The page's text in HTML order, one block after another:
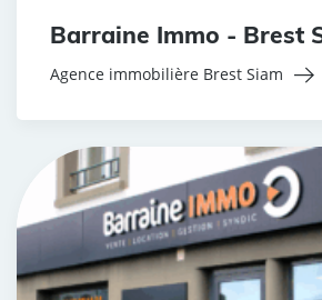
Barraine Immo - Brest
Agence immobilière Brest Siam